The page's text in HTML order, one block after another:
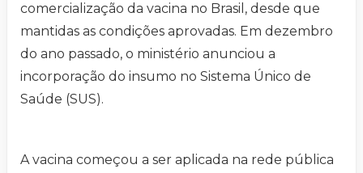
comercialização da vacina no Brasil, desde que
mantidas as condições aprovadas. Em dezembro
do ano passado, o ministério anunciou a
incorporação do insumo no Sistema Único de
Saúde (SUS).
A vacina começou a ser aplicada na rede pública